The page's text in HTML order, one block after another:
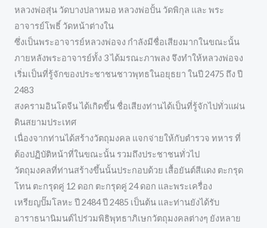
หลวงพ่อสุ่น วัดบางปลาหมอ หลวงพ่อปั้น วัดพิกุล และ พระ
อาจารย์โพธิ์ วัดหน้าต่างใน
ซึ่งเป็นพระอาจารย์หลวงพ่อจง กำลังมีชื่อเสียงมากในขณะนั้น
ภายหลังพระอาจารย์ทั้ง 3 ได้มรณะภาพลง จึงทำให้หลวงพ่อจง
เริ่มเป็นที่รู้จักของประชาชนชาวพุทธในอยุธยา ในปี 2475 ถึง ปี
2483
สงครามอินโดจีน ได้เกิดขึ้น ชื่อเสียงท่านได้เป็นที่รู้จักไปทั่วแผ่น
ดินสยามประเทศ
เนื่องจากท่านได้สร้างวัตถุมงคล แจกจ่ายให้กับตำรวจ ทหาร ที่
ต้องปฏิบัติหน้าที่ในขณะนั้น รวมถึงประชาชนทั่วไป
วัตถุมงคลที่ท่านสร้างขึ้นนั้นประกอบด้วย เสื้อยันต์สีแดง ตะกรุด
โทน ตะกรุดคู่ 12 ดอก ตะกรุดคู่ 24 ดอก และพระเครื่อง
เหรียญปั๊มโลหะ ปี 2484 ปี 2485 เป็นต้น และท่านยังได้รับ
อาราธนานิมนต์ไปร่วมพิธิพุทธาภิเษกวัตถุมงคลต่างๆ ยังหลาย